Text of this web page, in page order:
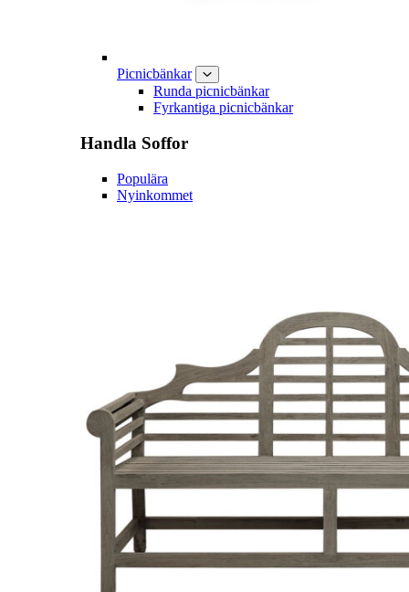
Picnicbänkar
Runda picnicbänkar
Fyrkantiga picnicbänkar
Handla Soffor
Populära
Nyinkommet